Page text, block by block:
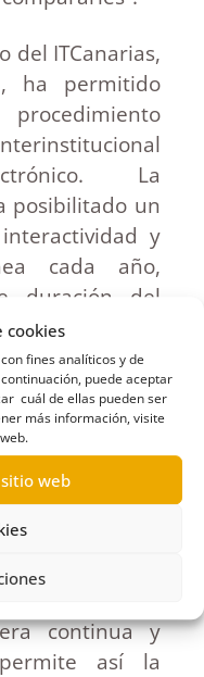
cookies
con fines analíticos y de
puede aceptar
cuál de ellas pueden ser
más información, visite
web
del ITCanarias,
ha permitido
La
posibilitado un
y
cada año,
duración del
servicios del
con los
públicos y
privadas
todas las
las entidades
de grandes
de unos
un círculo
continua y
así la